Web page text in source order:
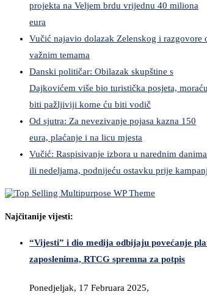
projekta na Veljem brdu vrijednu 40 miliona
eura
Vučić najavio dolazak Zelenskog i razgovore
važnim temama
Danski političar: Obilazak skupštine s
Dajkovićem više bio turistička posjeta, moraću
biti pažljiviji kome ću biti vodič
Od sjutra: Za nevezivanje pojasa kazna 150
eura, plaćanje i na licu mjesta
Vučić: Raspisivanje izbora u narednim danima
ili nedeljama, podnijeću ostavku prije
Najčitanije vijesti:
“Vijesti” i dio medija odbijaju povećanje
zaposlenima, RTCG spremna za potpis
Ponedjeljak, 17 Februara 2025,